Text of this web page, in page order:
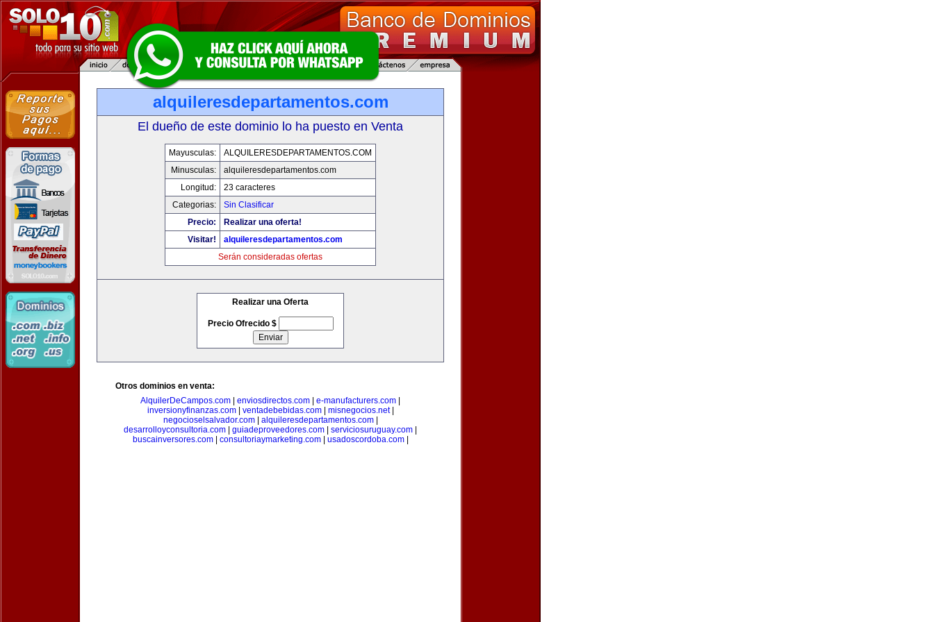
alquileresdepartamentos.com
El dueño de este dominio lo ha puesto en Venta
Mayusculas:
ALQUILERESDEPARTAMENTOS.COM
Minusculas:
alquileresdepartamentos.com
Longitud:
23 caracteres
Categorias:
Sin Clasificar
Precio:
Realizar una oferta!
Visitar!
alquileresdepartamentos.com
Serán consideradas ofertas
Realizar una Oferta
Precio Ofrecido $
Otros dominios en venta:
AlquilerDeCampos.com
enviosdirectos.com e-manufacturers.com
inversionyfinanzas.com| ventadebebidas.com| misnegocios.net|
negocioselsalvador.com| alquileresdepartamentos.com|
desarrolloyconsultoria.com
guiadeproveedores.com serviciosuruguay.com
buscainversores.com| consultoriaymarketing.com| usadoscordoba.com|